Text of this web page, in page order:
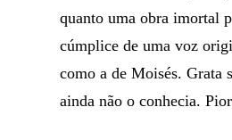
quanto uma obra imortal
cúmplice de uma voz
como a de Moisés. Grata
ainda não o conhecia.